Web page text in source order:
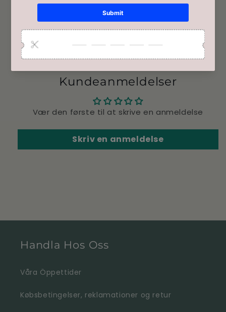
Normalt klar inden for 4 timer
Se butiksoplysninger
Share
Kundeanmeldelser
Vær den første til at skrive en anmeldelse
Skriv en anmeldelse
Handla Hos Oss
Våra Öppettider
Købsbetingelser, reklamationer og retur